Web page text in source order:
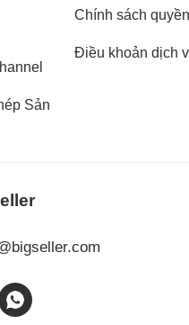
Sản
Chính sách
Điều khoản dịch